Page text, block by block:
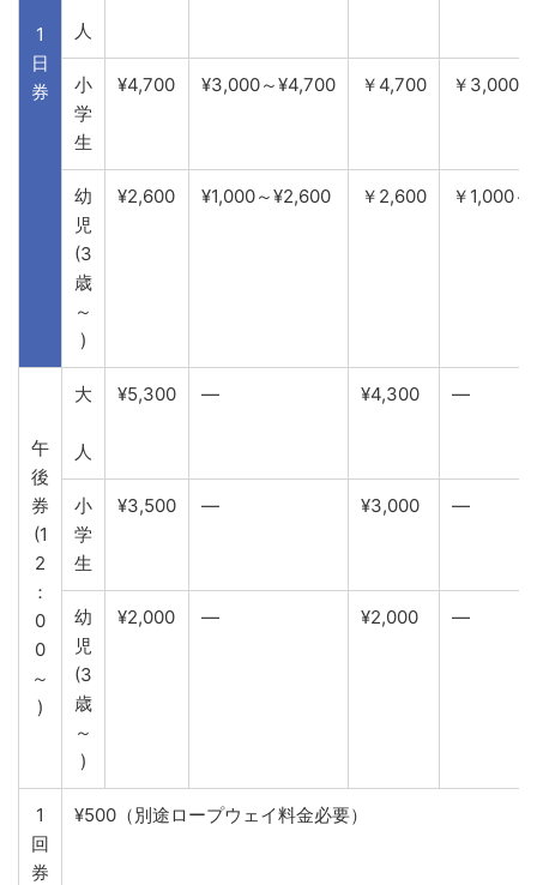
1
日
券
人
小
学
生
¥4,700 ¥3,000～¥4,700 ￥4,700 ￥3,000
幼
児
(3
歳
～
)
¥2,600 ¥1,000～¥2,600 ￥2,600 ￥1,000
午
後
券
(1
2
：
0
0
～
)
大
人
¥5,300 ― ¥4,300 ―
小
学
生
¥3,500 ― ¥3,000 ―
幼
児
(3
歳
～
)
¥2,000 ― ¥2,000 ―
1
回
券
¥500（別途ロープウェイ料金必要）